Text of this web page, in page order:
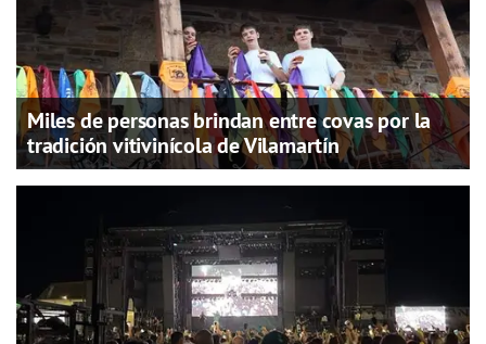
Miles de personas brindan entre covas por la
tradición vitivinícola de Vilamartín